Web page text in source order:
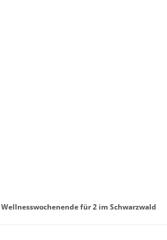
Wellnesswochenende für 2 im Schwarzwald